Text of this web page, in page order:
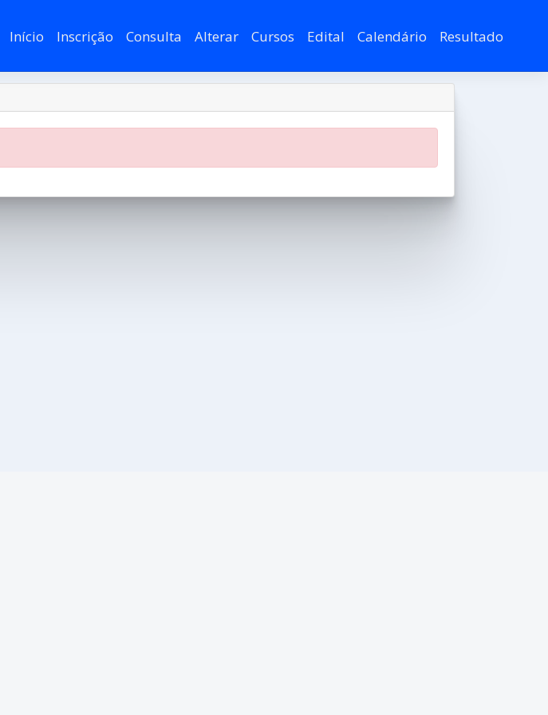
Início (current)
Inscrição Consulta Alterar Cursos Edital Calendário Resultado